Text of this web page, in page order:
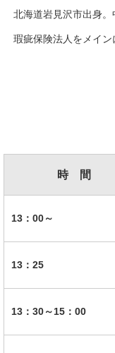
北海道岩見沢市出身。
瑕疵保険法人をメイン
時 間
13：00～
13：25
13：30～15：00